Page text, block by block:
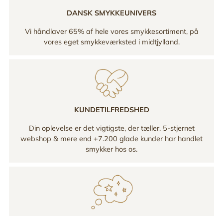
DANSK SMYKKEUNIVERS
Vi håndlaver 65% af hele vores smykkesortiment, på
vores eget smykkeværksted i midtjylland.
KUNDETILFREDSHED
Din oplevelse er det vigtigste, der tæller. 5-stjernet
webshop & mere end +7.200 glade kunder har handlet
smykker hos os.